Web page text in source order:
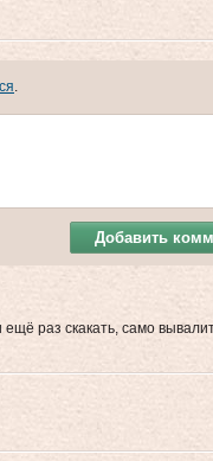
Добавить
ещё раз скакать, само